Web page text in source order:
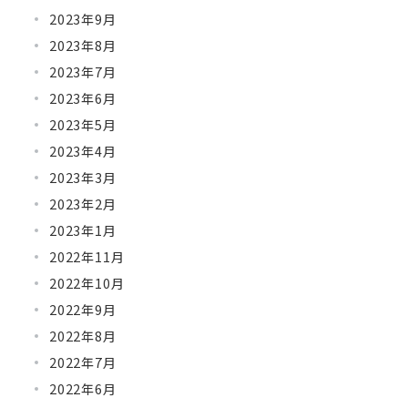
2023年9月
2023年8月
2023年7月
2023年6月
2023年5月
2023年4月
2023年3月
2023年2月
2023年1月
2022年11月
2022年10月
2022年9月
2022年8月
2022年7月
2022年6月